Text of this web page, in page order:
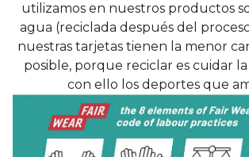
utilizamos en nuestros productos
agua (reciclada después del
nuestras tarjetas tienen la menor
posible, porque reciclar es cuidar
con ello los deportes que